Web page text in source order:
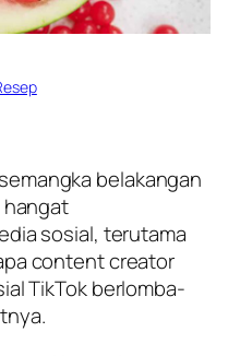
belakangan
hangat
sosial, terutama
content creator
TikTok berlomba-